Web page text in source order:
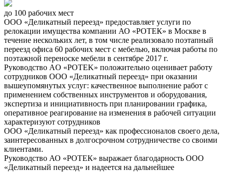
до 100 рабочих мест
ООО «Деликатный переезд» предоставляет услуги по
релокации имущества компании АО «РОТЕК» в Москве в
течение нескольких лет, в том числе реализовало поэтапный
переезд офиса 60 рабочих мест с мебелью, включая работы по
поэтажной переноске мебели в сентябре 2017 г.
Руководство AO «POTEK» положительно оценивает работу
сотрудников OOO «Деликатный переезд» при оказании
вышеупомянутых услуг: качественное выполнение работ с
применением собственных инструментов и оборудования,
экспертиза и инициативность при планировании графика,
оперативное реагирование на изменения в рабочей ситуации
характеризуют сотрудников
ООО «Деликатный переезд» как профессионалов своего дела,
заинтересованных в долгосрочном сотрудничестве со своими
клиентами.
Руководство АО «РОТЕК» выражает благодарность ООО
«Деликатный переезд» и надеется на дальнейшее